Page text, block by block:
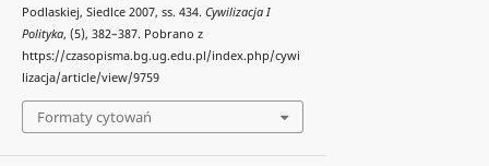
Podlaskiej, Siedlce 2007, ss. 434. Cywilizacja I
Polityka, (5), 382–387. Pobrano z
https://czasopisma.bg.ug.edu.pl/index.php/cywi
lizacja/article/view/9759
Formaty cytowań